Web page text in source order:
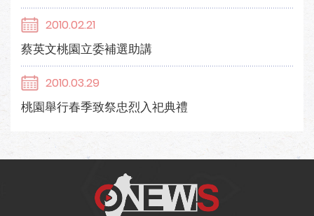
2010.02.21
蔡英文桃園立委補選助講
2010.03.29
桃園舉行春季致祭忠烈入祀典禮